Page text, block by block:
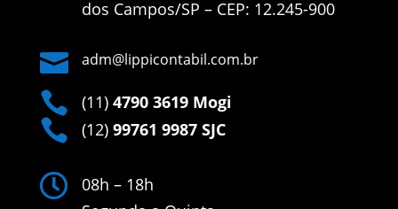
dos Campos/SP – CEP: 12.245-900
 adm@lippicontabil.com.br
 (11) 4790 3619 Mogi
 (12) 99761 9987 SJC

08h – 18h